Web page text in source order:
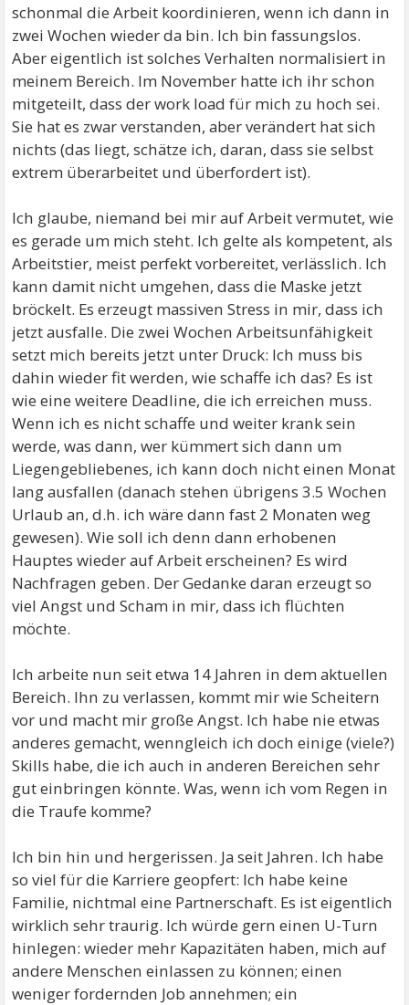
schonmal die Arbeit koordinieren, wenn ich dann in
zwei Wochen wieder da bin. Ich bin fassungslos.
Aber eigentlich ist solches Verhalten normalisiert in
meinem Bereich. Im November hatte ich ihr schon
mitgeteilt, dass der work load für mich zu hoch sei.
Sie hat es zwar verstanden, aber verändert hat sich
nichts (das liegt, schätze ich, daran, dass sie selbst
extrem überarbeitet und überfordert ist).
Ich glaube, niemand bei mir auf Arbeit vermutet, wie
es gerade um mich steht. Ich gelte als kompetent, als
Arbeitstier, meist perfekt vorbereitet, verlässlich. Ich
kann damit nicht umgehen, dass die Maske jetzt
bröckelt. Es erzeugt massiven Stress in mir, dass ich
jetzt ausfalle. Die zwei Wochen Arbeitsunfähigkeit
setzt mich bereits jetzt unter Druck: Ich muss bis
dahin wieder fit werden, wie schaffe ich das? Es ist
wie eine weitere Deadline, die ich erreichen muss.
Wenn ich es nicht schaffe und weiter krank sein
werde, was dann, wer kümmert sich dann um
Liegengebliebenes, ich kann doch nicht einen Monat
lang ausfallen (danach stehen übrigens 3.5 Wochen
Urlaub an, d.h. ich wäre dann fast 2 Monaten weg
gewesen). Wie soll ich denn dann erhobenen
Hauptes wieder auf Arbeit erscheinen? Es wird
Nachfragen geben. Der Gedanke daran erzeugt so
viel Angst und Scham in mir, dass ich flüchten
möchte.
Ich arbeite nun seit etwa 14 Jahren in dem aktuellen
Bereich. Ihn zu verlassen, kommt mir wie Scheitern
vor und macht mir große Angst. Ich habe nie etwas
anderes gemacht, wenngleich ich doch einige (viele?)
Skills habe, die ich auch in anderen Bereichen sehr
gut einbringen könnte. Was, wenn ich vom Regen in
die Traufe komme?
Ich bin hin und hergerissen. Ja seit Jahren. Ich habe
so viel für die Karriere geopfert: Ich habe keine
Familie, nichtmal eine Partnerschaft. Es ist eigentlich
wirklich sehr traurig. Ich würde gern einen U-Turn
hinlegen: wieder mehr Kapazitäten haben, mich auf
andere Menschen einlassen zu können; einen
weniger fordernden Job annehmen; ein